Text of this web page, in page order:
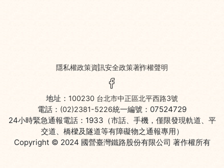
隱私權政策資訊安全政策著作權聲明
Facebook粉絲頁
地址： 100230 台北市中正區北平西路3號
電話： (02)2381-5226統一編號：07524729
24小時緊急通報電話：1933（市話、手機，僅限發現軌道、平
交道、橋樑及隧道等有障礙物之通報專用）
Copyright © 2024 國營臺灣鐵路股份有限公司 著作權所有